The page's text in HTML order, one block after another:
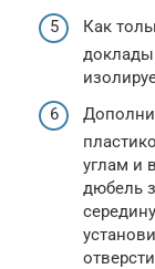
Как
углам и
дюбель